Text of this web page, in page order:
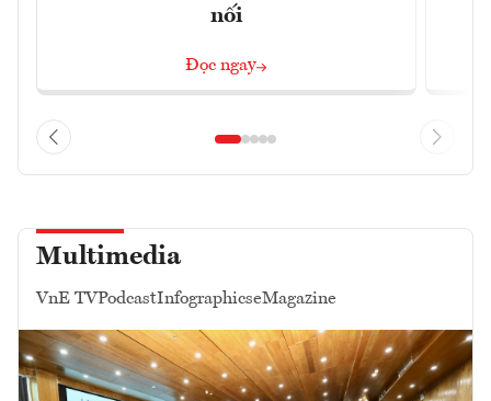
nối
Đọc ngay
Multimedia
VnE TVPodcastInfographicseMagazine